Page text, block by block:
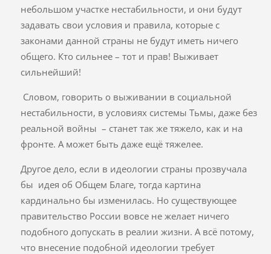
небольшом участке нестабильности, и они будут
задавать свои условия и правила, которые с
законами данной страны не будут иметь ничего
общего. Кто сильнее – тот и прав! Выживает
сильнейший!
Словом, говорить о выживании в социальной
нестабильности, в условиях системы Тьмы, даже без
реальной войны – станет так же тяжело, как и на
фронте. А может быть даже ещё тяжелее.
Другое дело, если в идеологии страны прозвучала
бы идея об Общем Благе, тогда картина
кардинально бы изменилась. Но существующее
правительство России вовсе не желает ничего
подобного допускать в реалии жизни. А всё потому,
что внесение подобной идеологии требует